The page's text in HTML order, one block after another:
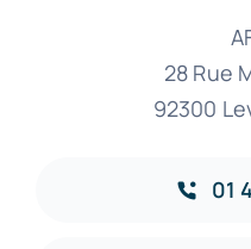
28 Rue
92300
01